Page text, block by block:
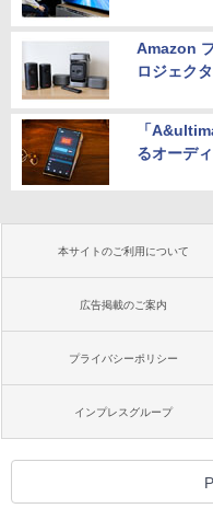
Amazon
ロジェク
「
るオーデ
本サイトのご利用について
広告掲載のご案内
プライバシーポリシー
インプレスグループ